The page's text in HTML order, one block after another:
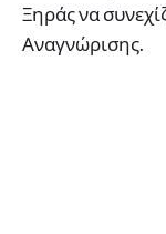
Ξηράς να
Αναγνώρισης.